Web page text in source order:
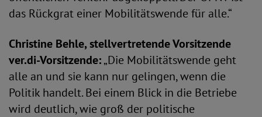
das Rückgrat einer Mobilitätswende für alle.“
Christine Behle, stellvertretende Vorsitzende
ver.di-Vorsitzende:„Die Mobilitätswende geht
alle an und sie kann nur gelingen, wenn die
Politik handelt. Bei einem Blick in die Betriebe
wird deutlich, wie groß der politische